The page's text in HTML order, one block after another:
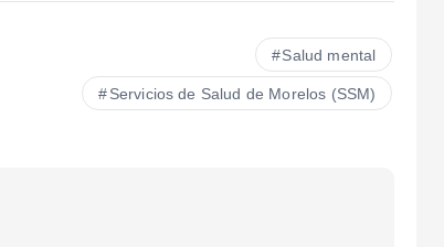
Salud mental
Servicios de Salud de Morelos (SSM)